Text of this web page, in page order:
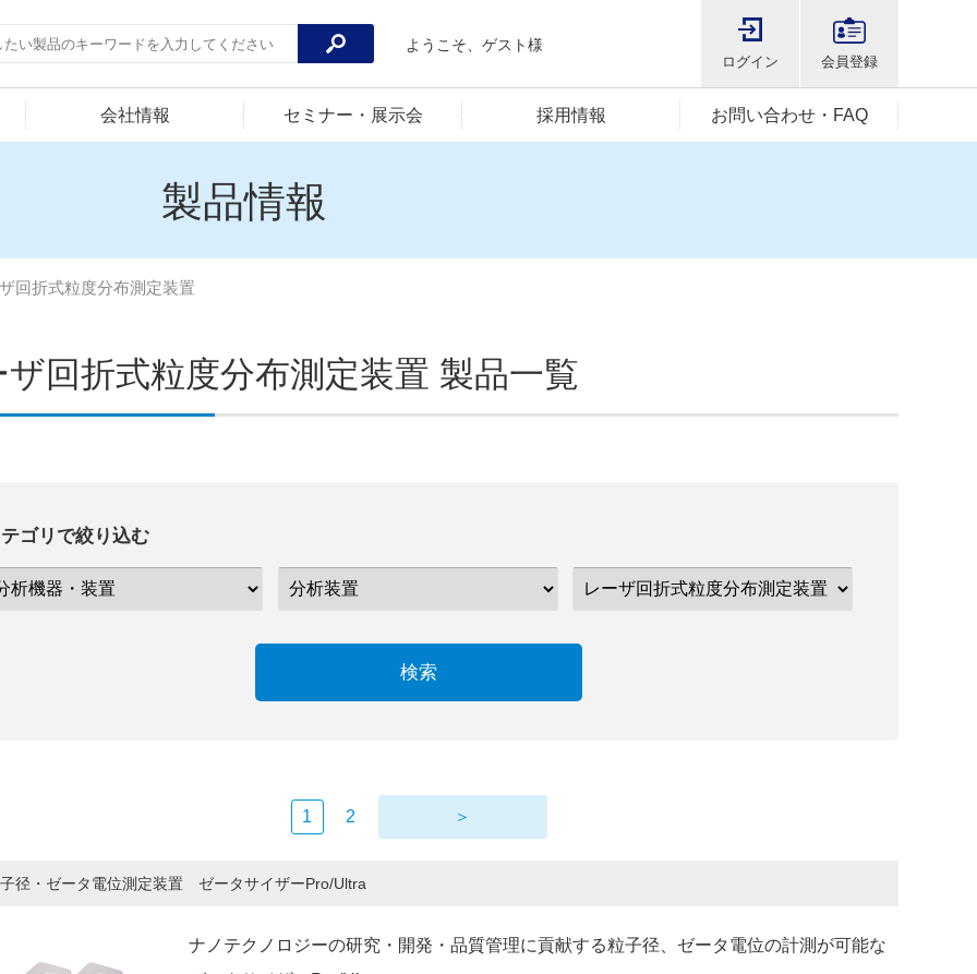
ようこそ、ゲスト様
ログイン 会員登録
会社情報 セミナー・展示会 採用情報 お問い合わせ・FAQ
製品情報
回折式粒度分布測定装置
ザ回折式粒度分布測定装置 製品一覧
ゴリで絞り込む
検索
1 2 ＞
径・ゼータ電位測定装置 ゼータサイザーPro/Ultra
ナノテクノロジーの研究・開発・品質管理に貢献する粒子径、ゼータ電位の計測が可能な